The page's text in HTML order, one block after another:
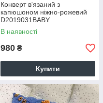
Конверт в'язаний з
капюшоном ніжно-рожевий
D2019031BABY
В наявності
980 ₴
Купити